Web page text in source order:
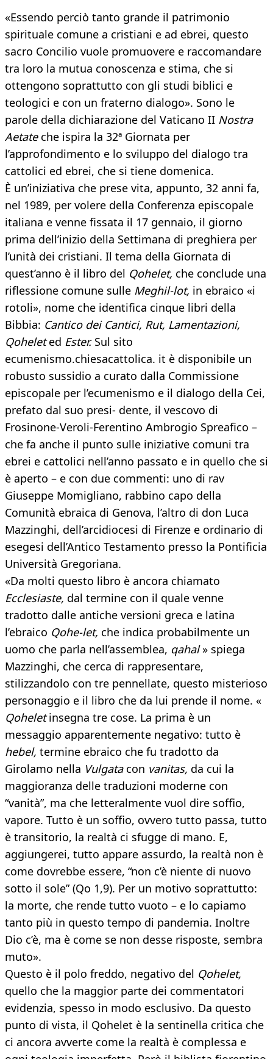
«Essendo perciò tanto grande il patrimonio
spirituale comune a cristiani e ad ebrei, questo
sacro Concilio vuole promuovere e raccomandare
tra loro la mutua conoscenza e stima, che si
ottengono soprattutto con gli studi biblici e
teologici e con un fraterno dialogo». Sono le
parole della dichiarazione del Vaticano II Nostra
Aetateche ispira la 32ª Giornata per
l’approfondimento e lo sviluppo del dialogo tra
cattolici ed ebrei, che si tiene domenica.
È un’iniziativa che prese vita, appunto, 32 anni fa,
nel 1989, per volere della Conferenza episcopale
italiana e venne fissata il 17 gennaio, il giorno
prima dell’inizio della Settimana di preghiera per
l’unità dei cristiani. Il tema della Giornata di
quest’anno è il libro del Qohelet, che conclude una
riflessione comune sulle Meghil-lot, in ebraico «i
rotoli», nome che identifica cinque libri della
Bibbia: Cantico dei Cantici, Rut, Lamentazioni,
Qoheleted Ester.Sul sito
ecumenismo.chiesacattolica. it è disponibile un
robusto sussidio a curato dalla Commissione
episcopale per l’ecumenismo e il dialogo della Cei,
prefato dal suo presi- dente, il vescovo di
Frosinone-Veroli-Ferentino Ambrogio Spreafico –
che fa anche il punto sulle iniziative comuni tra
ebrei e cattolici nell’anno passato e in quello che si
è aperto – e con due commenti: uno di rav
Giuseppe Momigliano, rabbino capo della
Comunità ebraica di Genova, l’altro di don Luca
Mazzinghi, dell’arcidiocesi di Firenze e ordinario di
esegesi dell’Antico Testamento presso la Pontificia
Università Gregoriana.
«Da molti questo libro è ancora chiamato
Ecclesiaste, dal termine con il quale venne
tradotto dalle antiche versioni greca e latina
l’ebraico Qohe-let, che indica probabilmente un
uomo che parla nell’assemblea, qahal» spiega
Mazzinghi, che cerca di rappresentare,
stilizzandolo con tre pennellate, questo misterioso
personaggio e il libro che da lui prende il nome. «
Qoheletinsegna tre cose. La prima è un
messaggio apparentemente negativo: tutto è
hebel, termine ebraico che fu tradotto da
Girolamo nella Vulgatacon vanitas, da cui la
maggioranza delle traduzioni moderne con
“vanità”, ma che letteralmente vuol dire soffio,
vapore. Tutto è un soffio, ovvero tutto passa, tutto
è transitorio, la realtà ci sfugge di mano. E,
aggiungerei, tutto appare assurdo, la realtà non è
come dovrebbe essere, “non c’è niente di nuovo
sotto il sole” (Qo 1,9). Per un motivo soprattutto:
la morte, che rende tutto vuoto – e lo capiamo
tanto più in questo tempo di pandemia. Inoltre
Dio c’è, ma è come se non desse risposte, sembra
muto».
Questo è il polo freddo, negativo del Qohelet,
quello che la maggior parte dei commentatori
evidenzia, spesso in modo esclusivo. Da questo
punto di vista, il Qohelet è la sentinella critica che
ci ancora avverte come la realtà è complessa e